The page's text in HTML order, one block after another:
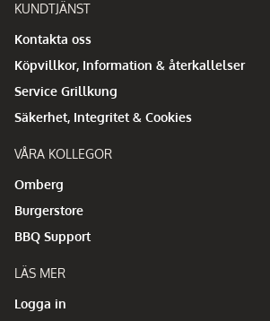
KUNDTJÄNST
Kontakta oss
Köpvillkor, Information & återkallelser
Service Grillkung
Säkerhet, Integritet & Cookies
VÅRA KOLLEGOR
Omberg
Burgerstore
BBQ Support
LÄS MER
Logga in